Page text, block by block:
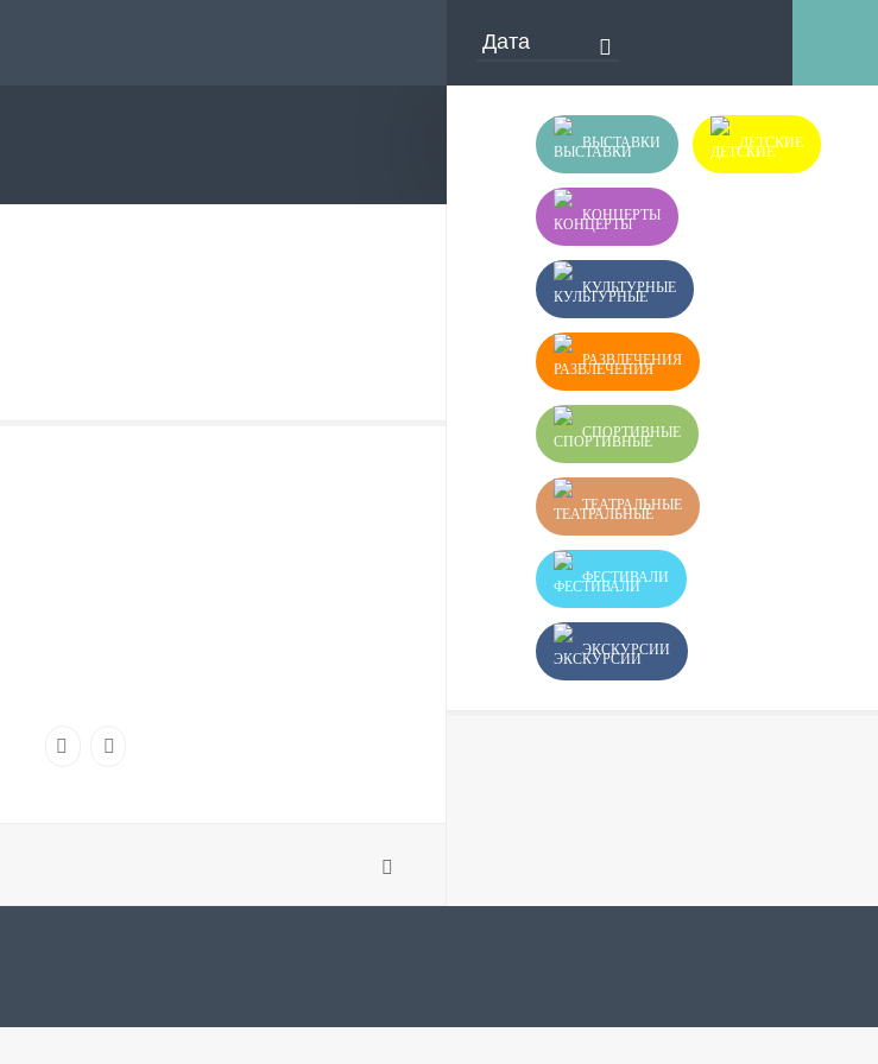
ВЫСТАВКИ ДЕТСКИЕ
КОНЦЕРТЫ
КУЛЬТУРНЫЕ
РАЗВЛЕЧЕНИЯ
СПОРТИВНЫЕ
ТЕАТРАЛЬНЫЕ
ФЕСТИВАЛИ
ЭКСКУРСИИ